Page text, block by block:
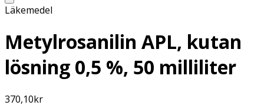
Läkemedel
Metylrosanilin APL, kutan
lösning 0,5 %, 50 milliliter
370,10kr